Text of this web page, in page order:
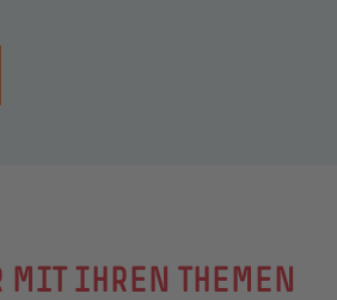
MIT IHREN THEMEN